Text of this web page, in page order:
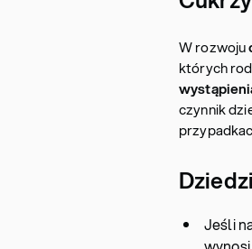
W rozwoju
których
czynnik
Jeśli